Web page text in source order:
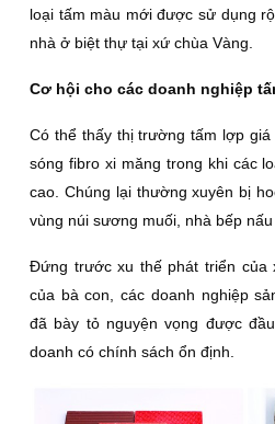
loại tấm màu mới được sử dụng
nhà ở biệt thự tại xứ chùa Vàng.
Cơ hội cho các doanh nghiệp
Có thể thấy thị trường tấm lợp
sóng fibro xi măng trong khi các
cao. Chúng lại thường xuyên bị
vùng núi sương muối, nhà bếp
Đứng trước xu thế phát triển của
của bà con, các doanh nghiệp
đã bày tỏ nguyện vọng được
doanh có chính sách ổn định.